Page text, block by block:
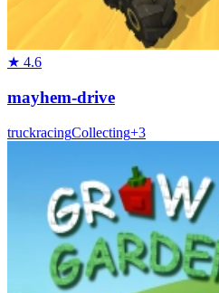
★ 4.6
mayhem-drive
truckracingCollecting+3